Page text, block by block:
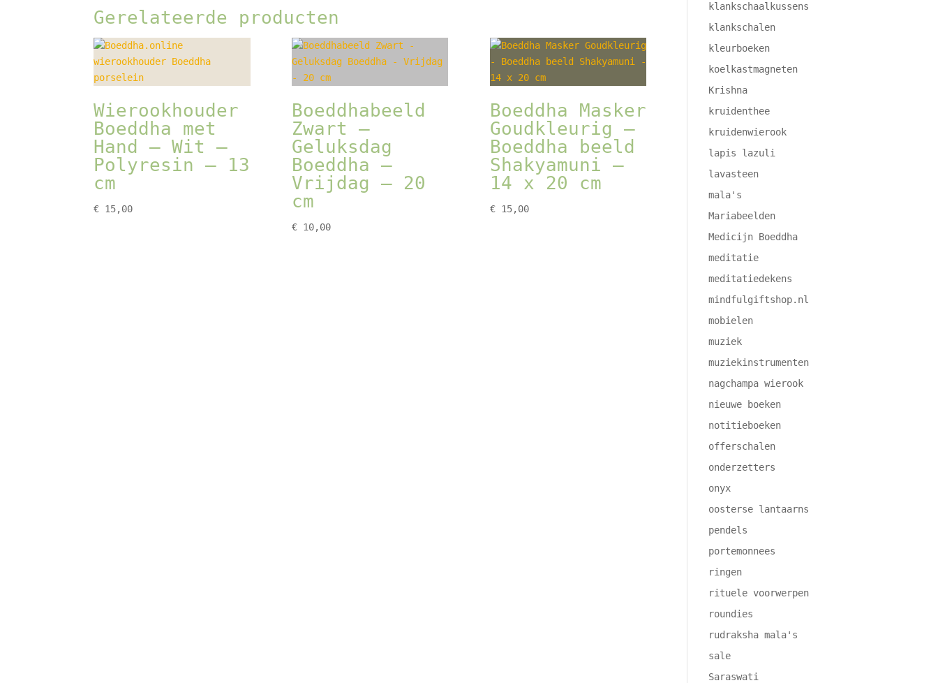
Gerelateerde producten
Wierookhouder
Boeddha met
Hand – Wit –
Polyresin – 13
cm
€ 15,00
Boeddhabeeld
Zwart –
Geluksdag
Boeddha –
Vrijdag – 20
cm
€10,00
Boeddha Masker
Goudkleurig –
Boeddha beeld
Shakyamuni –
14 x 20 cm
€15,00
klankschaalkussens
klankschalen
kleurboeken
koelkastmagneten
Krishna
kruidenthee
kruidenwierook
lapis lazuli
lavasteen
mala's
Mariabeelden
Medicijn Boeddha
meditatie
meditatiedekens
mindfulgiftshop.nl
mobielen
muziek
muziekinstrumenten
nagchampa wierook
nieuwe boeken
notitieboeken
offerschalen
onderzetters
onyx
oosterse lantaarns
pendels
portemonnees
ringen
rituele voorwerpen
roundies
rudraksha mala's
sale
Saraswati